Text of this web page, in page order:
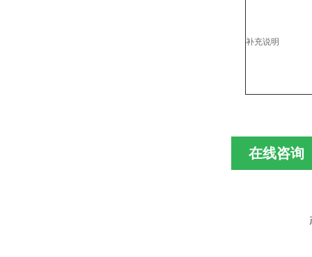
补充说明
在线咨询